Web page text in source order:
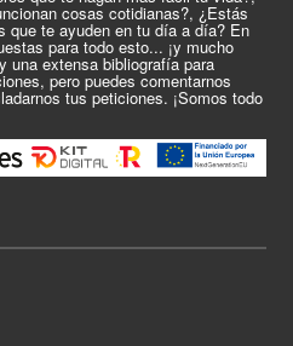
cosas cotidianas?, ¿Estás
que te ayuden en tu día a día? En
para todo esto... ¡y mucho
una extensa bibliografía para
pero puedes comentarnos
tus peticiones. ¡Somos todo